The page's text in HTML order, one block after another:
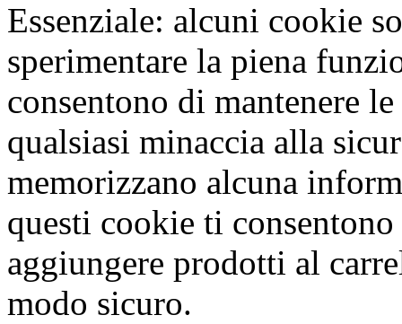
Essenziale: alcuni cookie
sperimentare la piena
consentono di mantenere
qualsiasi minaccia alla
memorizzano alcuna
questi cookie ti
aggiungere prodotti al
modo sicuro.